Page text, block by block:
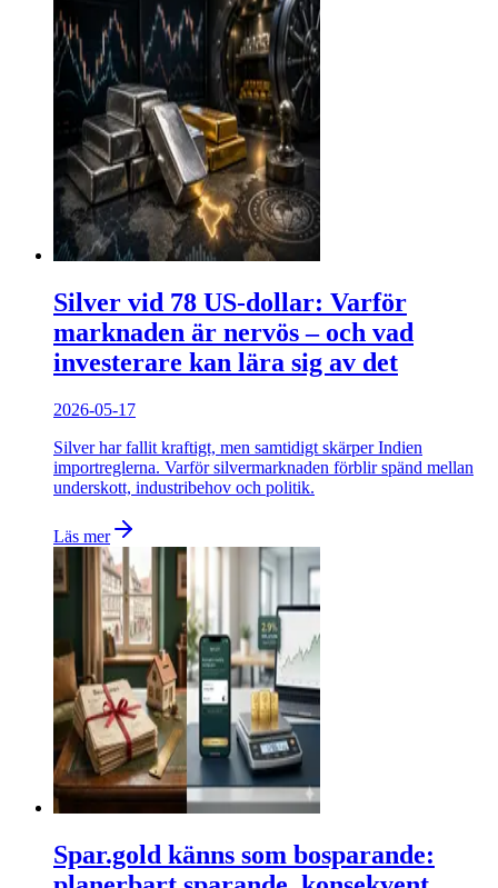
Silver vid 78 US-dollar: Varför
marknaden är nervös – och vad
investerare kan lära sig av det
2026-05-17
Silver har fallit kraftigt, men samtidigt skärper Indien
importreglerna. Varför silvermarknaden förblir spänd mellan
underskott, industribehov och politik.
Läs mer
Spar.gold känns som bosparande: